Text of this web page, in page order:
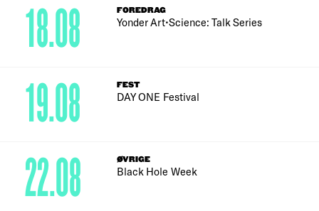
FOREDRAG
Yonder Art•Science: Talk Series
18.08
FEST
DAY ONE Festival
19.08
ØVRIGE
Black Hole Week
22.08